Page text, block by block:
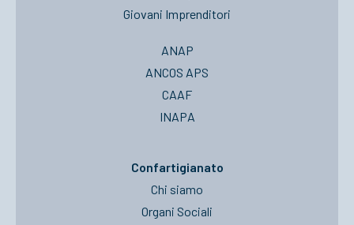
Giovani Imprenditori
ANAP
ANCOS APS
CAAF
INAPA
Confartigianato
Chi siamo
Organi Sociali